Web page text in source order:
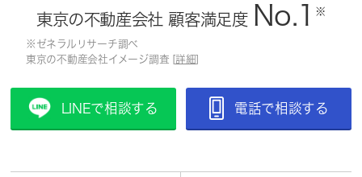
東京の不動産会社 顧客満足度 No.1 ※
※ゼネラルリサーチ調べ
東京の不動産会社イメージ調査 [詳細]
LINEで相談する 電話で相談する